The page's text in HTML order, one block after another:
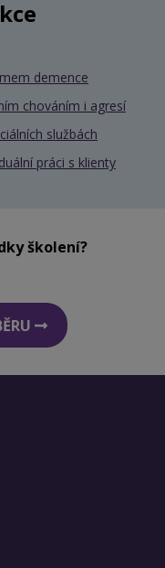
demence
chováním i agresí
službách
práci s klienty
školení?